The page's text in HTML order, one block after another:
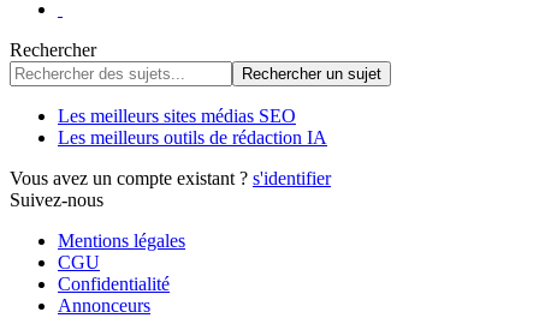
Rechercher
Les meilleurs sites médias SEO
Les meilleurs outils de rédaction IA
Vous avez un compte existant ? s'identifier
Suivez-nous
Mentions légales
CGU
Confidentialité
Annonceurs